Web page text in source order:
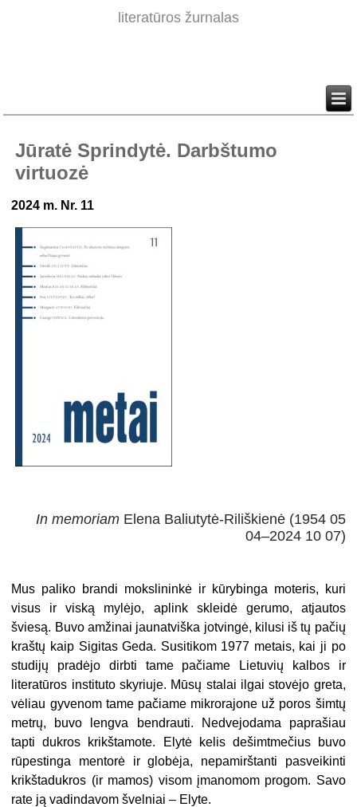
literatūros žurnalas
Jūratė Sprindytė. Darbštumo
virtuozė
2024 m. Nr. 11
In memoriamElena Baliutytė-Riliškienė (1954 05
04–2024 10 07)
Mus paliko brandi mokslininkė ir kūrybinga moteris, kuri
visus ir viską mylėjo, aplink skleidė gerumo, atjautos
šviesą. Buvo amžinai jaunatviška jotvingė, kilusi iš tų pačių
kraštų kaip Sigitas Geda. Susitikom 1977 metais, kai ji po
studijų pradėjo dirbti tame pačiame Lietuvių kalbos ir
literatūros instituto skyriuje. Mūsų stalai ilgai stovėjo greta,
vėliau gyvenom tame pačiame mikrorajone už poros šimtų
metrų, buvo lengva bendrauti. Nedvejodama paprašiau
tapti dukros krikštamote. Elytė kelis dešimtmečius buvo
rūpestinga mentorė ir globėja, nepamirštanti pasveikinti
krikštadukros (ir mamos) visom įmanomom progom. Savo
rate ją vadindavom švelniai – Elyte.